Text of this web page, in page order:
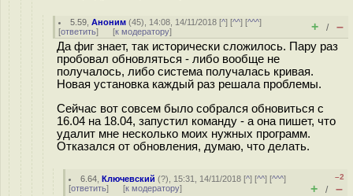
5.59 ,Аноним (45), 14:08, 14/11/2018 [^] [^^] [^^^]
[ответить] [к модератору] + / –
Да фиг знает, так исторически сложилось. Пару раз
пробовал обновляться - либо вообще не
получалось, либо система получалась кривая.
Новая установка каждый раз решала проблемы.
Сейчас вот совсем было собрался обновиться с
16.04 на 18.04, запустил команду - а она пишет, что
удалит мне несколько моих нужных программ.
Отказался от обновления, думаю, что делать.
6.64 ,Ключевский (?), 15:31, 14/11/2018 [^] [^^] [^^^]
[ответить] [к модератору]
–2
+ / –